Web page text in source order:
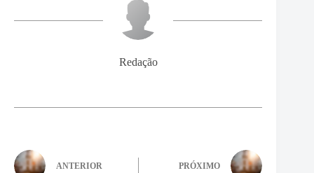
Redação
ANTERIOR PRÓXIMO